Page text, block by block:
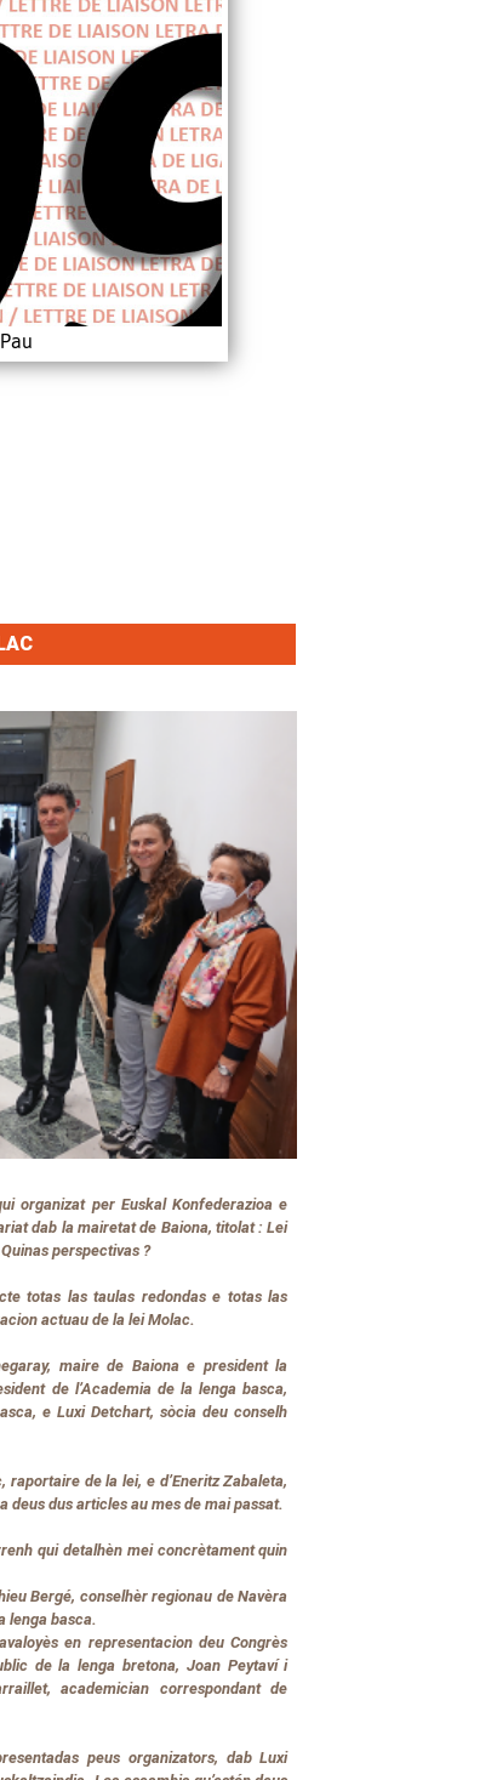
organizat per Euskal Konfederazioa e
dab la mairetat de Baiona, titolat :Lei
perspectivas ?
totas las taulas redondas e totas las
actuau de la lei Molac.
maire de Baiona e president la
de l’Academia de la lenga basca,
e Luxi Detchart, sòcia deu conselh
de la lei, e d’Eneritz Zabaleta,
dus articles au mes de mai passat.
qui detalhèn mei concrètament quin
Bergé, conselhèr regionau de Navèra
lenga basca.
en representacion deu Congrès
de la lenga bretona, Joan Peytaví i
academician correspondant de
peus organizators, dab Luxi